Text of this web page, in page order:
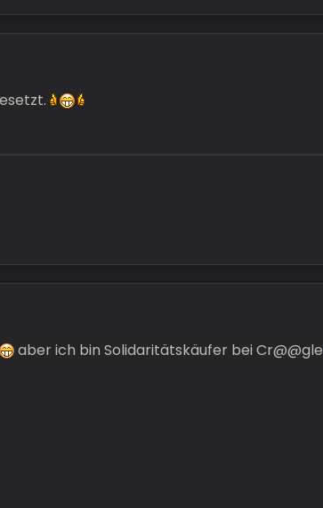
aber ich bin Solidaritätskäufer bei Cr@@gle